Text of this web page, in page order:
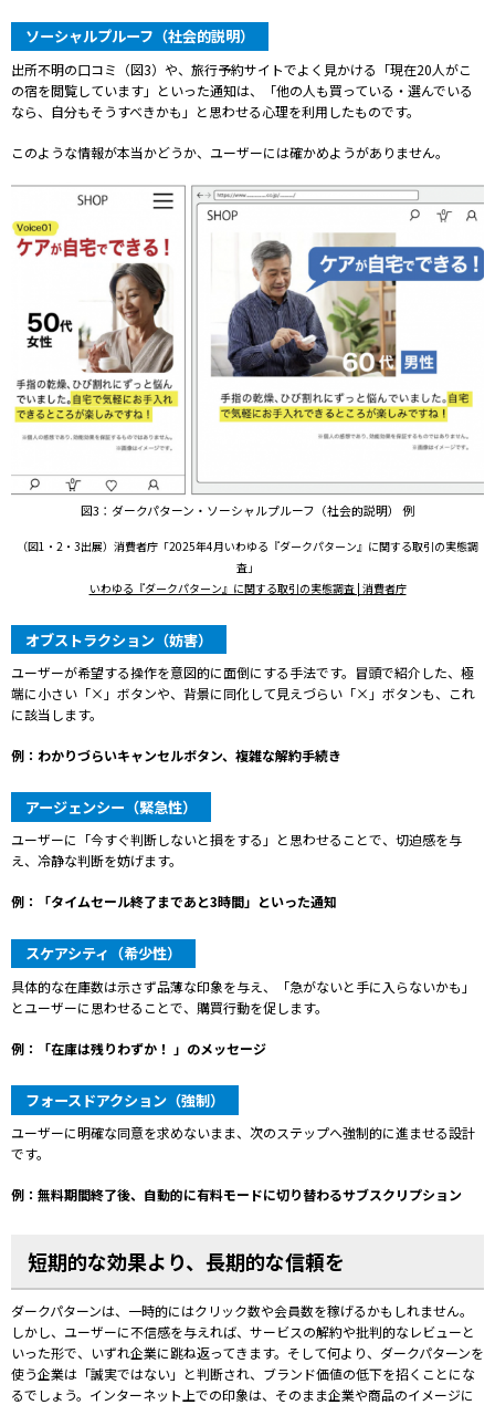
ソーシャルプルーフ（社会的説明）
出所不明の口コミ（図3）や、旅行予約サイトでよく見かける「現在20人がこ
の宿を閲覧しています」といった通知は、「他の人も買っている・選んでいる
なら、自分もそうすべきかも」と思わせる心理を利用したものです。
このような情報が本当かどうか、 ユーザーには確かめようがありません。
図3：ダークパターン・ソーシャルプルーフ（社会的説明） 例
（図1・2・3出展）消費者庁「2025年4月いわゆる『ダークパターン』に関する取引の実態調
査」
いわゆる『ダークパターン』に関する取引の実態調査 | 消費者庁
オブストラクション（妨害）
ユーザーが希望する操作を意図的に面倒にする手法です。冒頭で紹介した、極
端に小さい「×」ボタンや、背景に同化して見えづらい「×」ボタンも、これ
に該当します。
例：わかりづらいキャンセルボタン、複雑な解約手続き
アージェンシー（緊急性）
ユーザーに「今すぐ判断しないと損をする」と思わせることで、切迫感を与
え、冷静な判断を妨げます。
例：「タイムセール終了まであと3時間」といった通知
スケアシティ（希少性）
具体的な在庫数は示さず品薄な印象を与え、「急がないと手に入らないかも」
とユーザーに思わせることで、購買行動を促します。
例：「在庫は残りわずか！ 」のメッセージ
フォースドアクション（強制）
ユーザーに明確な同意を求めないまま、 次のステップへ強制的に進ませる設計
です。
例：無料期間終了後、自動的に有料モードに切り替わるサブスクリプション
短期的な効果より、長期的な信頼を
ダークパターンは、一時的にはクリック数や会員数を稼げるかもしれません。
しかし、ユーザーに不信感を与えれば、サービスの解約や批判的なレビューと
いった形で、いずれ企業に跳ね返ってきます。そして何より、ダークパターンを
使う企業は「誠実ではない」と判断され、ブランド価値の低下を招くことにな
るでしょう。インターネット上での印象は、そのまま企業や商品のイメージに